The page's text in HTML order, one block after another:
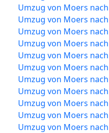
Umzug von Moers
Umzug von Moers
Umzug von Moers
Umzug von Moers
Umzug von Moers
Umzug von Moers
Umzug von Moers
Umzug von Moers
Umzug von Moers
Umzug von Moers
Umzug von Moers